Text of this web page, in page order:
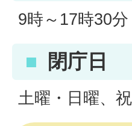
9時～17時30分
閉庁日
土曜・日曜、